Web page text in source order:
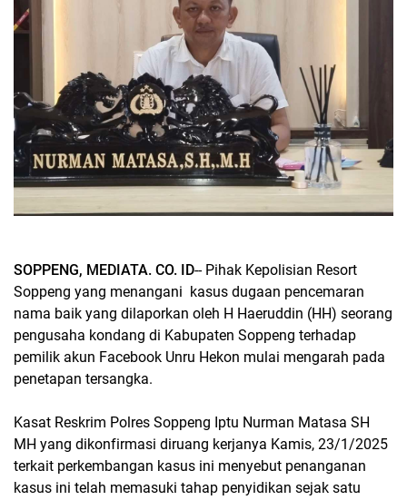
SOPPENG, MEDIATA. CO. ID-- Pihak Kepolisian Resort
Soppeng yang menangani kasus dugaan pencemaran
nama baik yang dilaporkan oleh H Haeruddin (HH) seorang
pengusaha kondang di Kabupaten Soppeng terhadap
pemilik akun Facebook Unru Hekon mulai mengarah pada
penetapan tersangka.
Kasat Reskrim Polres Soppeng Iptu Nurman Matasa SH
MH yang dikonfirmasi diruang kerjanya Kamis, 23/1/2025
terkait perkembangan kasus ini menyebut penanganan
kasus ini telah memasuki tahap penyidikan sejak satu